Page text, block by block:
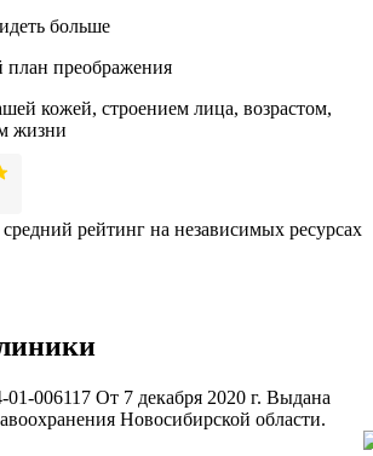
больше
преображения
кожей, строением лица, возрастом,
жизни
средний рейтинг на независимых ресурсах
006117 От 7 декабря 2020 г. Выдана
Новосибирской области.